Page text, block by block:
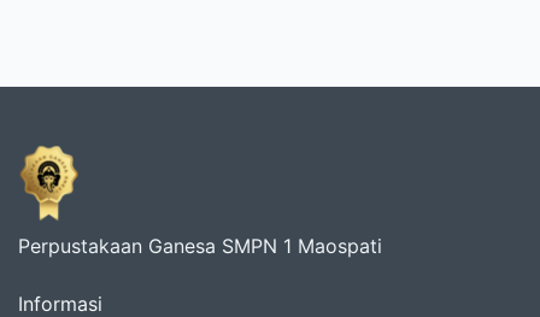
Perpustakaan Ganesa SMPN 1 Maospati
Informasi